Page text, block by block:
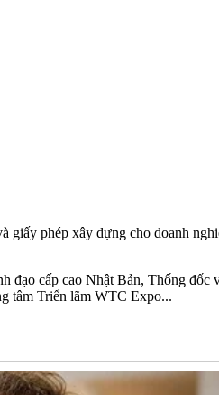
giấy phép xây dựng cho doanh
cấp cao Nhật Bản, Thống đốc
tâm Triển lãm WTC Expo...